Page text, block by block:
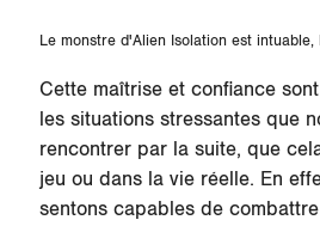
Le monstre d'Alien Isolation est
Cette maîtrise et confiance
les situations stressantes que
rencontrer par la suite, que
jeu ou dans la vie réelle. En
sentons capables de